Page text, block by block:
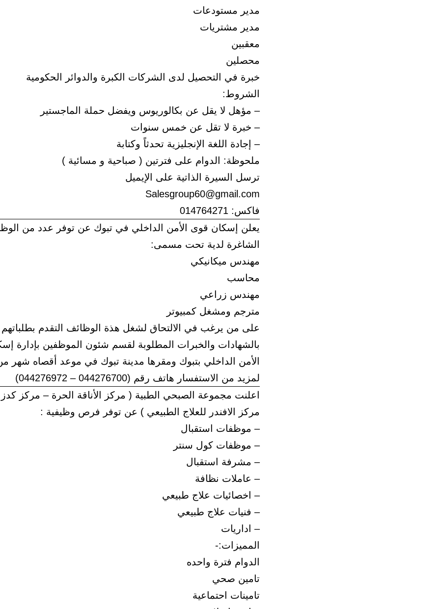
مدير مستودعات
مدير مشتريات
معقبين
محصلين
خبرة في التحصيل لدى الشركات الكبرة والدوائر الحكومية
الشروط:
– مؤهل لا يقل عن بكالوريوس ويفضل حملة الماجستير
– خبرة لا تقل عن خمس سنوات
– إجادة اللغة الإنجليزية تحدثاً وكتابة
ملحوظة: الدوام على فترتين ( صباحية و مسائية )
ترسل السيرة الذاتية على الإيميل
Salesgroup60@gmail.com
فاكس: 014764271
يعلن إسكان قوى الأمن الداخلي في تبوك عن توفر عدد من
الشاغرة لدية تحت مسمى:
مهندس ميكانيكي
محاسب
مهندس زراعي
مترجم ومشغل كمبيوتر
على من يرغب في الالتحاق لشغل هذة الوظائف التقدم
بالشهادات والخبرات المطلوبة لقسم شئون الموظفين بإدارة
الأمن الداخلي بتبوك ومقرها مدينة تبوك في موعد أقصاه شهر
لمزيد من الاستفسار هاتف رقم (044276700 – 044276972)
اعلنت مجموعة الصبحي الطبية ( مركز الأناقة الحرة – مركز
مركز الافندر للعلاج الطبيعي ) عن توفر فرص وظيفية :
– موظفات استقبال
– موظفات كول سنتر
– مشرفة استقبال
– عاملات نظافة
– اخصائيات علاج طبيعي
– فنيات علاج طبيعي
– اداريات
المميزات:-
الدوام فترة واحده
تامين صحي
تامينات احتماعية